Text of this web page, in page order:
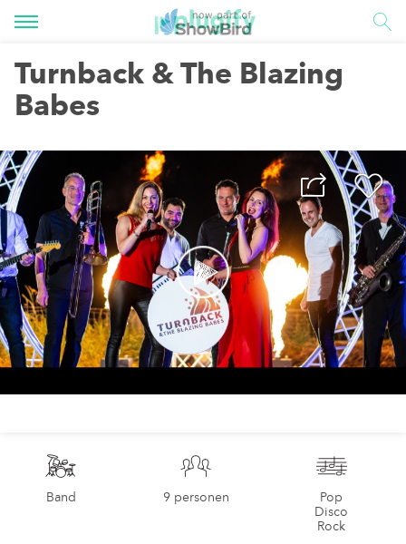
Turnback & The Blazing
Babes
Band 9 personen
Pop
Disco
Rock